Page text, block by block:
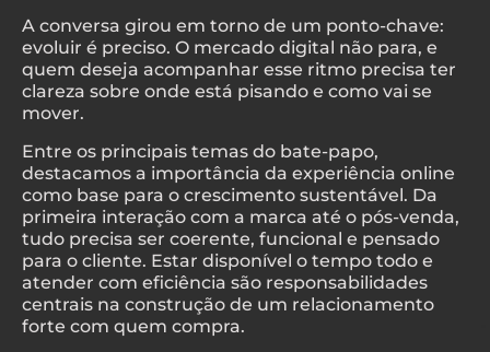
A conversa girou em torno de um ponto-chave:
evoluir é preciso. O mercado digital não para, e
quem deseja acompanhar esse ritmo precisa ter
clareza sobre onde está pisando e como vai se
mover.
Entre os principais temas do bate-papo,
destacamos a importância da experiência online
como base para o crescimento sustentável. Da
primeira interação com a marca até o pós-venda,
tudo precisa ser coerente, funcional e pensado
para o cliente. Estar disponível o tempo todo e
atender com eficiência são responsabilidades
centrais na construção de um relacionamento
forte com quem compra.